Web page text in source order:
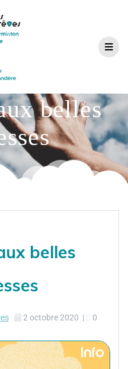
belles
belles
2 octobre 2020 | 0